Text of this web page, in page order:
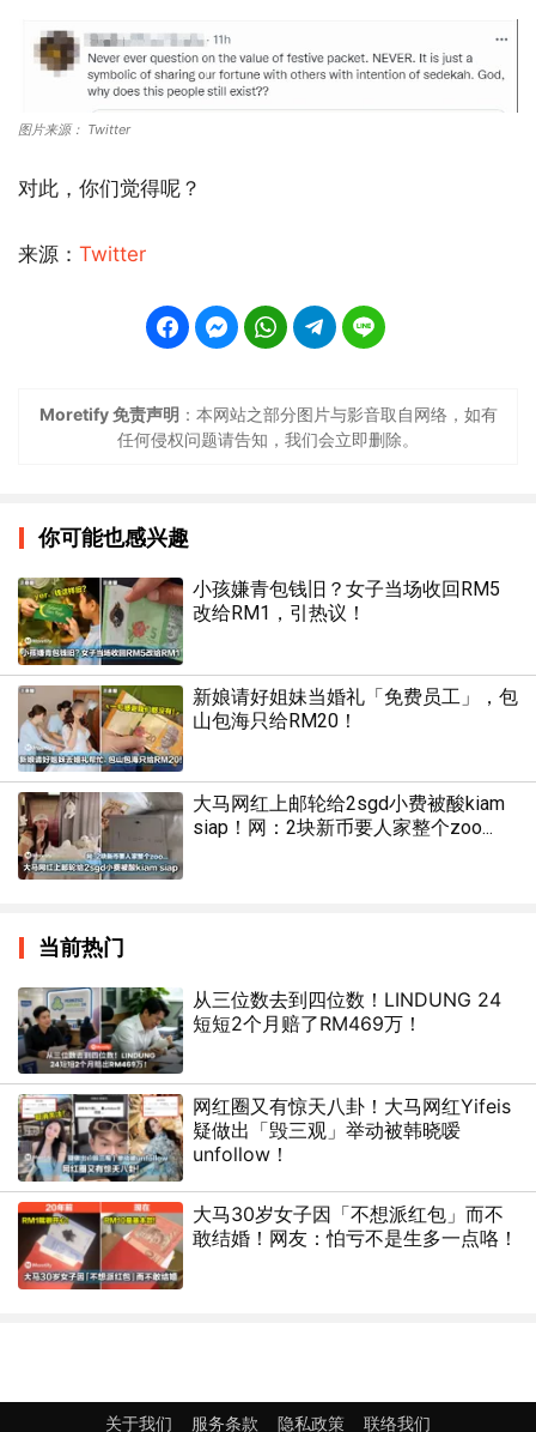
图片来源： Twitter
对此，你们觉得呢？
来源： Twitter
Moretify 免责声明 ：本网站之部分图片与影音取自网络，如有
任何侵权问题请告知，我们会立即删除。
你可能也感兴趣
小孩嫌青包钱旧？女子当场收回RM5
改给RM1，引热议！
新娘请好姐妹当婚礼「免费员工」，包
山包海只给RM20！
大马网红上邮轮给2sgd小费被酸kiam
siap！网：2块新币要人家整个zoo...
当前热门
从三位数去到四位数！LINDUNG 24
短短2个月赔了RM469万！
网红圈又有惊天八卦！大马网红Yifeis
疑做出「毁三观」举动被韩晓嗳
unfollow！
大马30岁女子因「不想派红包」而不
敢结婚！网友：怕亏不是生多一点咯！
关于我们 服务条款 隐私政策 联络我们